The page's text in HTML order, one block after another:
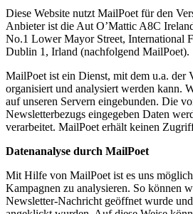
Diese Website nutzt MailPoet für den
Anbieter ist die Aut O’Mattic A8C
No.1 Lower Mayor Street, International
Dublin 1, Irland (nachfolgend MailPoet).
MailPoet ist ein Dienst, mit dem u.a. der
organisiert und analysiert werden kann.
auf unseren Servern eingebunden. Die
Newsletterbezugs eingegeben Daten
verarbeitet. MailPoet erhält keinen
Datenanalyse durch MailPoet
Mit Hilfe von MailPoet ist es uns
Kampagnen zu analysieren. So können
Newsletter-Nachricht geöffnet wurde